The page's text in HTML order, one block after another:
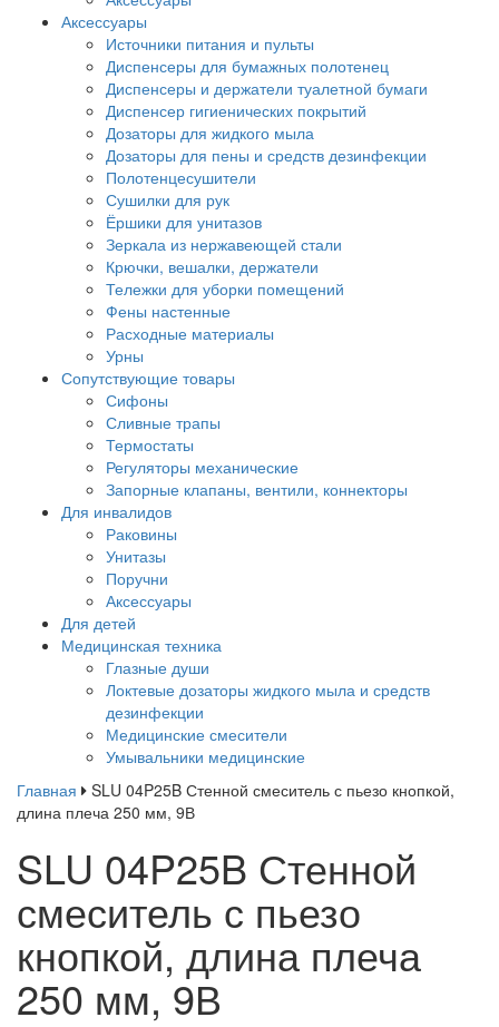
Аксессуары
Источники питания и пульты
Диспенсеры для бумажных полотенец
Диспенсеры и держатели туалетной бумаги
Диспенсер гигиенических покрытий
Дозаторы для жидкого мыла
Дозаторы для пены и средств дезинфекции
Полотенцесушители
Сушилки для рук
Ёршики для унитазов
Зеркала из нержавеющей стали
Крючки, вешалки, держатели
Тележки для уборки помещений
Фены настенные
Расходные материалы
Урны
Сопутствующие товары
Сифоны
Сливные трапы
Термостаты
Регуляторы механические
Запорные клапаны, вентили, коннекторы
Для инвалидов
Раковины
Унитазы
Поручни
Аксессуары
Для детей
Медицинская техника
Глазные души
Локтевые дозаторы жидкого мыла и средств
дезинфекции
Медицинские смесители
Умывальники медицинские
Главная
SLU 04P25B Стенной смеситель с пьезо кнопкой,
длина плеча 250 мм, 9В
SLU 04P25B Стенной
смеситель с пьезо
кнопкой, длина плеча
250 мм, 9В